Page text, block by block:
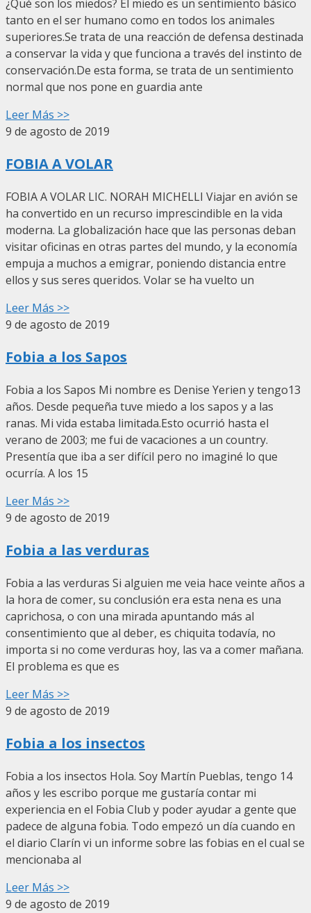
¿Qué son los miedos? El miedo es un sentimiento básico
tanto en el ser humano como en todos los animales
superiores.Se trata de una reacción de defensa destinada
a conservar la vida y que funciona a través del instinto de
conservación.De esta forma, se trata de un sentimiento
normal que nos pone en guardia ante
Leer Más >>
9 de agosto de 2019
FOBIA A VOLAR
FOBIA A VOLAR LIC. NORAH MICHELLI Viajar en avión se
ha convertido en un recurso imprescindible en la vida
moderna. La globalización hace que las personas deban
visitar oficinas en otras partes del mundo, y la economía
empuja a muchos a emigrar, poniendo distancia entre
ellos y sus seres queridos. Volar se ha vuelto un
Leer Más >>
9 de agosto de 2019
Fobia a los Sapos
Fobia a los Sapos Mi nombre es Denise Yerien y tengo13
años. Desde pequeña tuve miedo a los sapos y a las
ranas. Mi vida estaba limitada.Esto ocurrió hasta el
verano de 2003; me fui de vacaciones a un country.
Presentía que iba a ser difícil pero no imaginé lo que
ocurría. A los 15
Leer Más >>
9 de agosto de 2019
Fobia a las verduras
Fobia a las verduras Si alguien me veia hace veinte años a
la hora de comer, su conclusión era esta nena es una
caprichosa, o con una mirada apuntando más al
consentimiento que al deber, es chiquita todavía, no
importa si no come verduras hoy, las va a comer mañana.
El problema es que es
Leer Más >>
9 de agosto de 2019
Fobia a los insectos
Fobia a los insectos Hola. Soy Martín Pueblas, tengo 14
años y les escribo porque me gustaría contar mi
experiencia en el Fobia Club y poder ayudar a gente que
padece de alguna fobia. Todo empezó un día cuando en
el diario Clarín vi un informe sobre las fobias en el cual se
mencionaba al
Leer Más >>
9 de agosto de 2019